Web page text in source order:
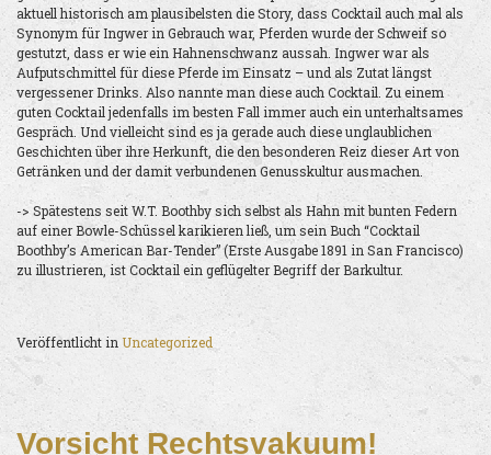
aktuell historisch am plausibelsten die Story, dass Cocktail auch mal als
Synonym für Ingwer in Gebrauch war, Pferden wurde der Schweif so
gestutzt, dass er wie ein Hahnenschwanz aussah. Ingwer war als
Aufputschmittel für diese Pferde im Einsatz – und als Zutat längst
vergessener Drinks. Also nannte man diese auch Cocktail. Zu einem
guten Cocktail jedenfalls im besten Fall immer auch ein unterhaltsames
Gespräch. Und vielleicht sind es ja gerade auch diese unglaublichen
Geschichten über ihre Herkunft, die den besonderen Reiz dieser Art von
Getränken und der damit verbundenen Genusskultur ausmachen.
-> Spätestens seit W.T. Boothby sich selbst als Hahn mit bunten Federn
auf einer Bowle-Schüssel karikieren ließ, um sein Buch “Cocktail
Boothby’s American Bar-Tender” (Erste Ausgabe 1891 in San Francisco)
zu illustrieren, ist Cocktail ein geflügelter Begriff der Barkultur.
Veröffentlicht in Uncategorized
Vorsicht Rechtsvakuum!